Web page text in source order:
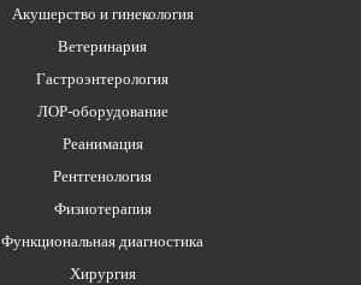
Акушерство и гинекология
Ветеринария
Гастроэнтерология
ЛОР-оборудование
Реанимация
Рентгенология
Физиотерапия
Функциональная диагностика
Хирургия